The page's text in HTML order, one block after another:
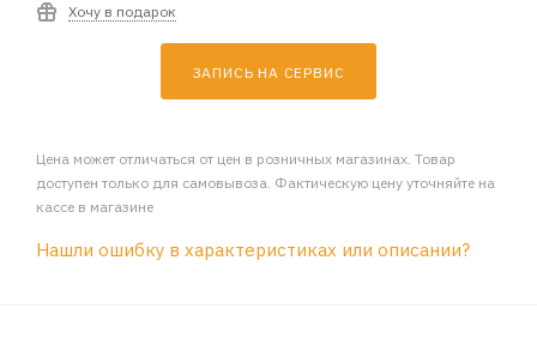
Хочу в подарок
ЗАПИСЬ НА СЕРВИС
Цена может отличаться от цен в розничных магазинах. Товар
доступен только для самовывоза. Фактическую цену уточняйте на
кассе в магазине
Нашли ошибку в характеристиках или описании?